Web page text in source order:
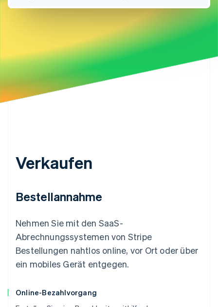
Verkaufen
Bestellannahme
Nehmen Sie mit den SaaS-
Abrechnungssystemen von Stripe
Bestellungen nahtlos online, vor Ort oder über
ein mobiles Gerät entgegen.
Online-Bezahlvorgang